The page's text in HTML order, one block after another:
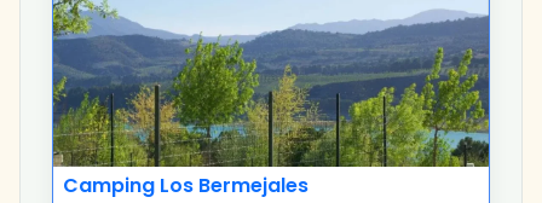
Camping Los Bermejales